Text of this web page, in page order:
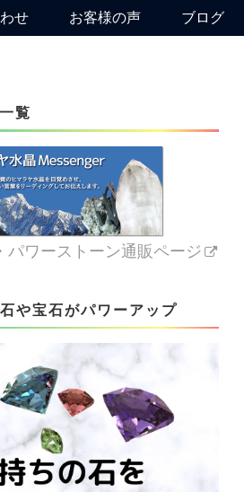
せ お客様の声 ブログ
覧
パワーストーン通販ページ
や宝石がパワーアップ